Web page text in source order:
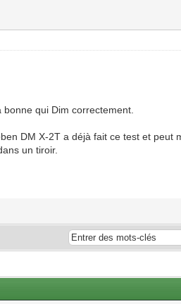
qui Dim correctement.
DM X-2T a déjà fait ce test et peut
un tiroir.